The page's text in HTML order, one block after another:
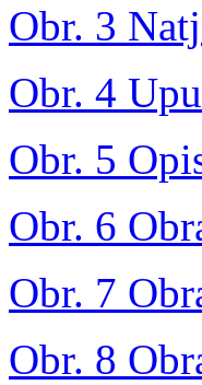
Obr. 3
Obr. 4
Obr. 5
Obr. 6
Obr. 7
Obr. 8